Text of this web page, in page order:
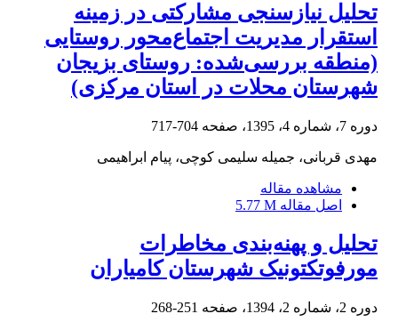
تحلیل نیازسنجی مشارکتی در زمینه
استقرار مدیریت اجتماع‌محور روستایی
(منطقه بررسی‌شده: روستای بزیجان
شهرستان محلات در استان مرکزی)
دوره 7، شماره 4، 1395، صفحه 704-717
مهدی قربانی، جمیله سلیمی کوچی، پیام ابراهیمی
مشاهده مقاله
اصل مقاله 5.77 M
تحلیل و پهنه‌بندی مخاطرات
مورفوتکتونیک شهرستان کامیاران
دوره 2، شماره 2، 1394، صفحه 251-268